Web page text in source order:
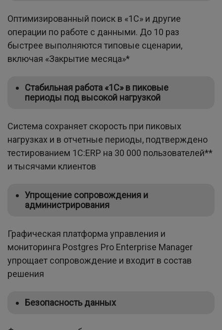
Оптимизированный поиск в «1С» и другие
операции по работе с данными. До 10 раз
быстрее выполняются типовые сценарии,
включая «Закрытие месяца»*
Стабильная работа «1С»в пиковые
периоды под высокой нагрузкой
Система сохраняет скорость при пиковых
нагрузках и в отчетные периоды, подтверждено
тестированием 1С:ERP на 30 000 пользователей**
и тысячами клиентов
Упрощение сопровождения и
администрирования
Графическая платформа управления и
мониторинга Postgres Pro Enterprise Manager
упрощает сопровождение и входит в состав
решения
Безопасность данных